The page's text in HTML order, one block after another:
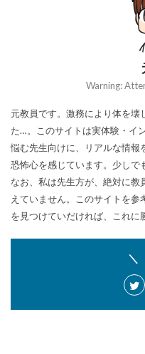
Warning:
元教員です。激務により体を壊
た…。このサイトは実体験・イ
悩む先生向けに、リアルな情報
恐怖心を感じています。少しで
なお、私は先生方が、絶対に
えていません。このサイトを
を見つけていだければ、これに
＼